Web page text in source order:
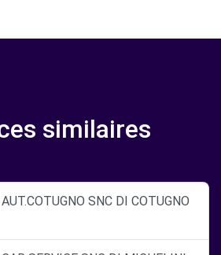
similaires
SNC DI COTUGNO